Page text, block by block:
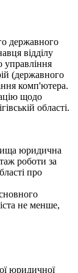
державного
відділу
управління
(державного
комп'ютера.
щодо
області.
вища юридична
роботи за
про
не менше,
юридичної